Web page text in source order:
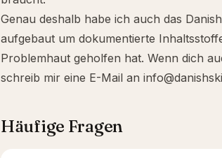
Genau deshalb habe ich auch das
aufgebaut um dokumentierte
Problemhaut geholfen hat. Wenn dich
schreib mir eine E-Mail an
Häufige Fragen